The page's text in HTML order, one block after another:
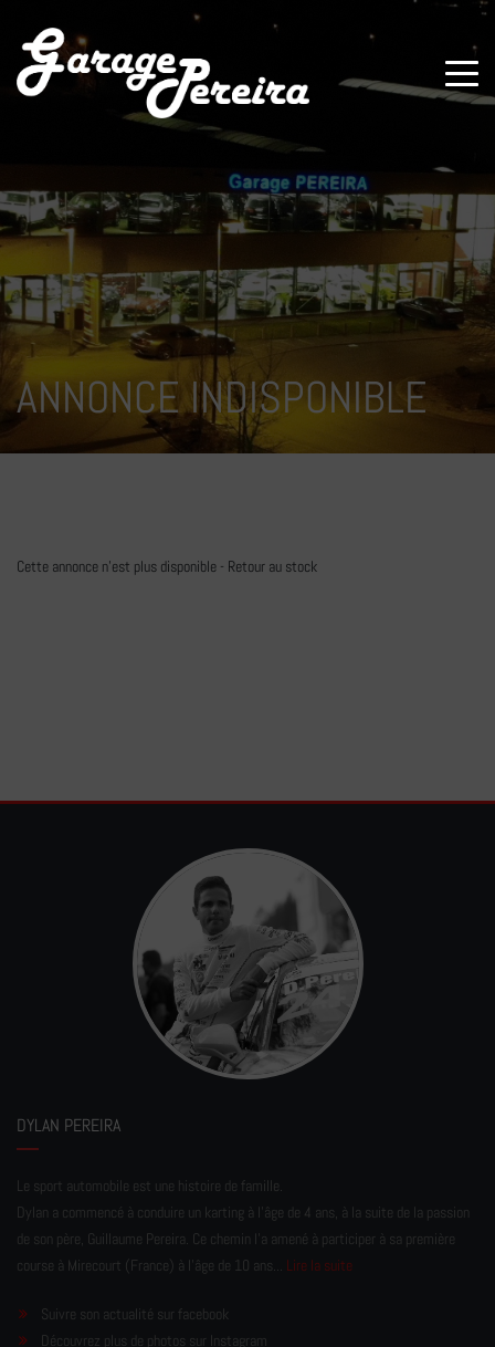
ANNONCE INDISPONIBLE
Cette annonce n'est plus disponible - Retour au stock
DYLAN PEREIRA
Le sport automobile est une histoire de famille.
Dylan a commencé à conduire un karting à l’âge de 4 ans, à la suite de la passion
de son père, Guillaume Pereira. Ce chemin l'a amené à participer à sa première
course à Mirecourt (France) à l'âge de 10 ans... Lire la suite
Suivre son actualité sur facebook
Découvrez plus de photos sur Instagram
Paramètres avancés des cookies